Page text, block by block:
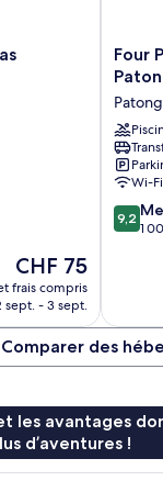
Le
nouveau
prix
de
CHF 75
CHF 75
frais compris
sept. - 3 sept.
Four
Points
Phuket
Patong
Beach
Resort
Patong
Four
Patong
Wi-
9.2
sur
9,2
1
Comparer des
les avantages
d’aventures !